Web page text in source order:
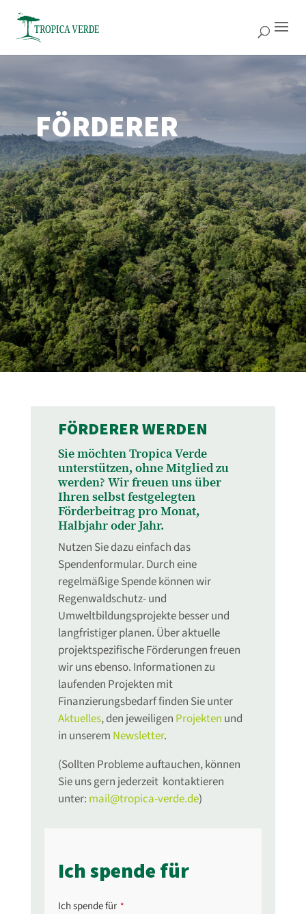
FÖRDERER
FÖRDERER WERDEN
Sie möchten Tropica Verde
unterstützen, ohne Mitglied zu
werden? Wir freuen uns über
Ihren selbst festgelegten
Förderbeitrag pro Monat,
Halbjahr oder Jahr.
Nutzen Sie dazu einfach das
Spendenformular. Durch eine
regelmäßige Spende können wir
Regenwaldschutz- und
Umweltbildungsprojekte besser und
langfristiger planen. Über aktuelle
projektspezifische Förderungen freuen
wir uns ebenso. Informationen zu
laufenden Projekten mit
Finanzierungsbedarf finden Sie unter
Aktuelles, den jeweiligen Projekten und
in unserem Newsletter.
(Sollten Probleme auftauchen, können
Sie uns gern jederzeit kontaktieren
unter: mail@tropica-verde.de)
Ich spende für
Ich spende für *